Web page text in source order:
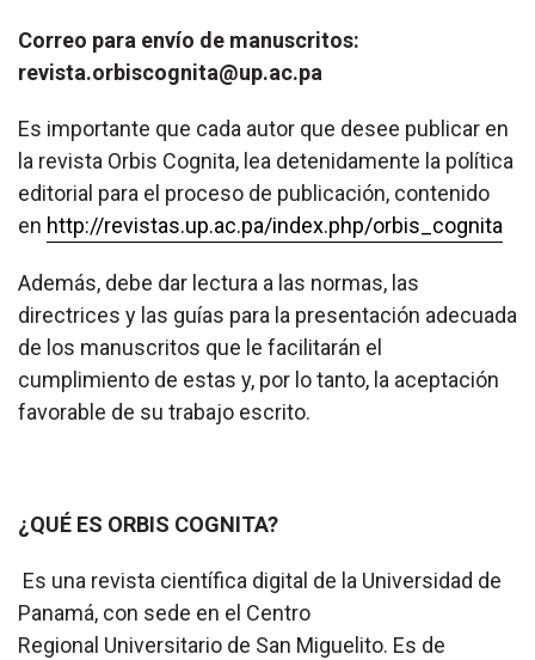
Correo para envío de manuscritos:
revista.orbiscognita@up.ac.pa
Es importante que cada autor que desee publicar en
la revista Orbis Cognita, lea detenidamente la política
editorial para el proceso de publicación, contenido
en http://revistas.up.ac.pa/index.php/orbis_cognita
Además, debe dar lectura a las normas, las
directrices y las guías para la presentación adecuada
de los manuscritos que le facilitarán el
cumplimiento de estas y, por lo tanto, la aceptación
favorable de su trabajo escrito.
¿QUÉ ES ORBIS COGNITA?
Es una revista científica digital de la Universidad de
Panamá, con sede en el Centro
Regional Universitario de San Miguelito. Es de